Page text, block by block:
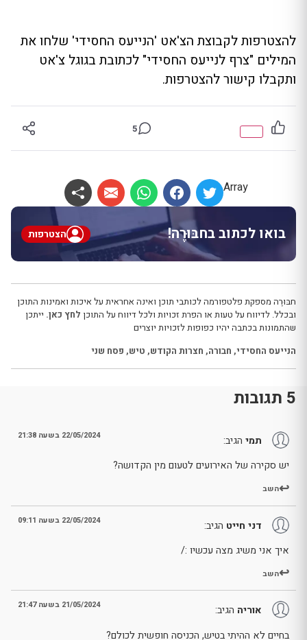
להצטרפות לקבוצת הצ'אט 'הנייעס החסידי' שלחו את
המילים "צרף לנייעס החסידי" לכתובת בגוגל צ'אט
ותקבלו קישור להצטרפות.
5
Array
בואו לכתוב בחבּוּרֶה! הצטרפות
חבּוּרֶה מספקת פלטפורמה לכותבי תוכן ואינה אחראית על איכות ואמינות התוכן
ובכלל. לדיווח על טעות או הפרת זכויות ולכל דיווח על התוכן לחץ כאן. ייתכן
שהתמונות בכתבה יהיו כפופות לזכויות יוצרים
הנייעס החסידי, חבורה, חצרות הקודש, טיש, פסח שני
5 תגובות
תמי הגיב: 22/05/2024 בשעה 21:38
יש סקירה של האירועים לטעום מין הקדושה?
השב
דני חייט הגיב: 22/05/2024 בשעה 09:11
איך אני משיג מצה עכשיו :/
השב
אוריה הגיב: 21/05/2024 בשעה 21:47
בחיים לא ההיתי בטיש, הכניסה חופשית לכולם?